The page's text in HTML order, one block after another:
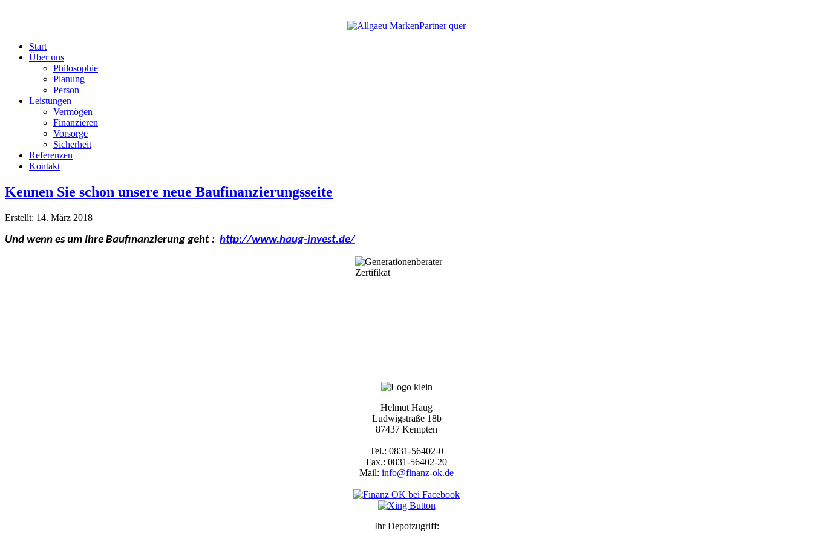
Start
Über uns
Philosophie
Planung
Person
Leistungen
Vermögen
Finanzieren
Vorsorge
Sicherheit
Referenzen
Kontakt
Kennen Sie schon unsere neue Baufinanzierungsseite
Erstellt: 14. März 2018
Und wenn es um Ihre Baufinanzierung geht : http://www.haug-invest.de/
Helmut Haug
Ludwigstraße 18b
87437 Kempten
Tel.: 0831-56402-0
Fax.: 0831-56402-20
Mail: info@finanz-ok.de
Ihr Depotzugriff: